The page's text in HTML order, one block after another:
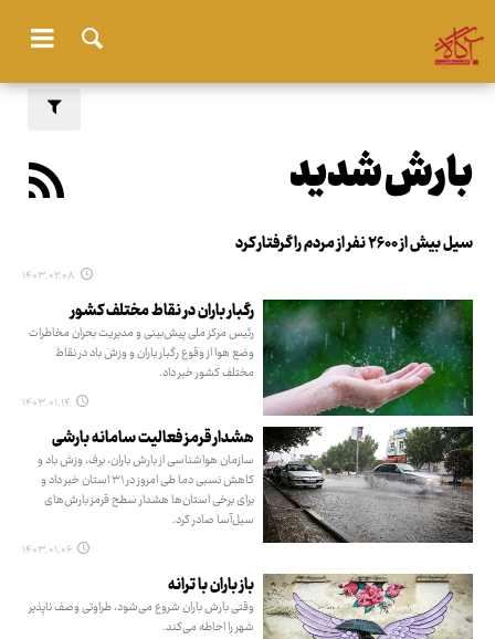
بارش شدید
سیل بیش از ۲۶۰۰ نفر از مردم را گرفتار کرد
۱۴۰۳.۰۲.۰۸
رگبار باران در نقاط مختلف کشور
رئیس مرکز ملی پیش‌بینی و مدیریت بحران مخاطرات
وضع هوا از وقوع رگبار باران و وزش باد در نقاط
مختلف کشور خبر داد.
۱۴۰۳.۰۱.۱۴
هشدار قرمز فعالیت سامانه بارشی
سازمان هواشناسی از بارش باران،‌ برف، وزش باد و
کاهش نسبی دما طی امروز در ۳۱ استان خبر داد و
برای برخی استان‌ها هشدار سطح قرمز بارش‌های
سیل‌آسا صادر کرد.
۱۴۰۳.۰۱.۰۶
باز باران با ترانه
وقتی بارش باران شروع می‌شود، طراوتی وصف ناپذیر
شهر را احاطه می‌کند.